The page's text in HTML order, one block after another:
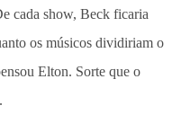
cada show, Beck ficaria
os músicos dividiriam o
Elton. Sorte que o